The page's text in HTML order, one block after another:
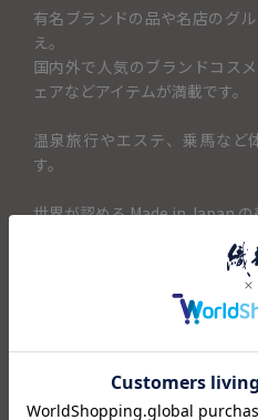
有名ブランドの品や名店のグ
え。
国内外で人気のブランドコス
ェアなどアイテムが満載です。
温泉旅行やエステ、乗馬など
す。
世界が認める Made in Japan
心も満たしてくれる日本の美食。
心に残る、素敵な時間の贈り物